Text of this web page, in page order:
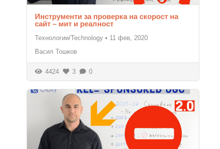
Инструменти за проверка на скорост на
сайт – мит и реалност
Технологии/Technology • 11 фев, 2020
Васил Тошков
4424 3 0